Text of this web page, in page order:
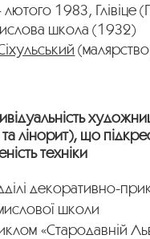
1983, Глівіце
школа (1932)
лінорит), що
техніки
декоративно-
школи
«Стародавній